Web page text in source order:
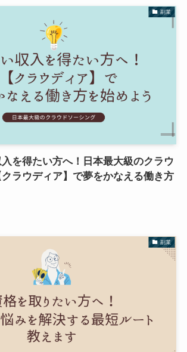
副業
を得たい方へ！日本最大級のクラウ
クラウディア】で夢をかなえる働き方
副業